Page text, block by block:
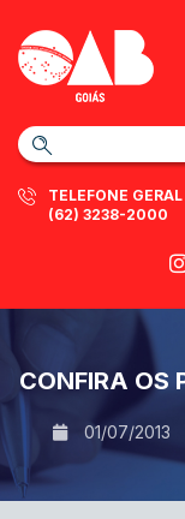
TELEFONE GERAL
(62) 3238-2000
CONFIRA OS
01/07/2013